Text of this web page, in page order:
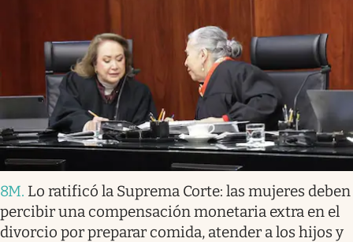
8M. Lo ratificó la Suprema Corte: las mujeres deben
percibir una compensación monetaria extra en el
divorcio por preparar comida, atender a los hijos y